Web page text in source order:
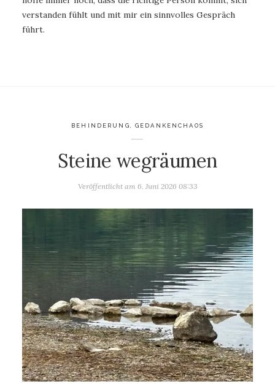
verstanden fühlt und mit mir ein sinnvolles Gespräch
führt.
BEHINDERUNG GEDANKENCHAOS
Steine wegräumen
Veröffentlicht am 6. Juni 2026 08:33